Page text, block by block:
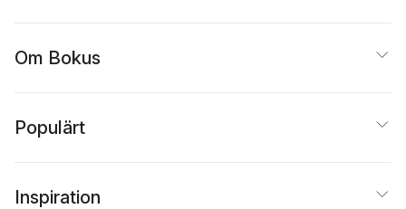
Om Bokus
Populärt
Inspiration